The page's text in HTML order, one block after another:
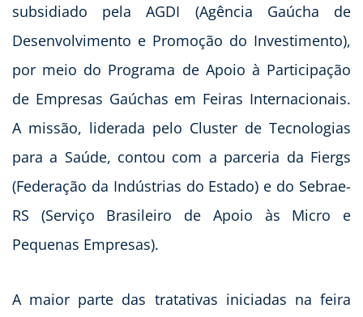
subsidiado pela AGDI (Agência Gaúcha de
Desenvolvimento e Promoção do Investimento),
por meio do Programa de Apoio à Participação
de Empresas Gaúchas em Feiras Internacionais.
A missão, liderada pelo Cluster de Tecnologias
para a Saúde, contou com a parceria da Fiergs
(Federação da Indústrias do Estado) e do Sebrae-
RS (Serviço Brasileiro de Apoio às Micro e
Pequenas Empresas).
A maior parte das tratativas iniciadas na feira